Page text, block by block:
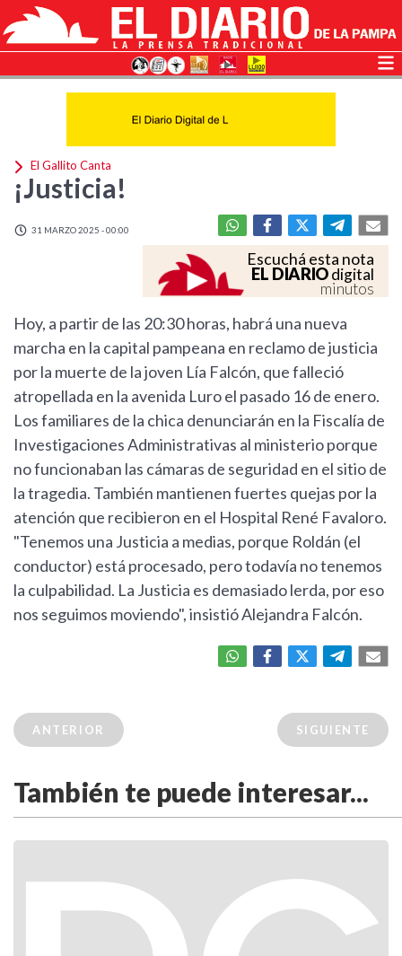
El Gallito Canta
¡Justicia!
31 MARZO 2025 - 00:00
Escuchá esta nota
EL DIARIOdigital
minutos
Hoy, a partir de las 20:30 horas, habrá una nueva
marcha en la capital pampeana en reclamo de justicia
por la muerte de la joven Lía Falcón, que falleció
atropellada en la avenida Luro el pasado 16 de enero.
Los familiares de la chica denunciarán en la Fiscalía de
Investigaciones Administrativas al ministerio porque
no funcionaban las cámaras de seguridad en el sitio de
la tragedia. También mantienen fuertes quejas por la
atención que recibieron en el Hospital René Favaloro.
"Tenemos una Justicia a medias, porque Roldán (el
conductor) está procesado, pero todavía no tenemos
la culpabilidad. La Justicia es demasiado lerda, por eso
nos seguimos moviendo", insistió Alejandra Falcón.
ANTERIOR SIGUIENTE
También te puede interesar...